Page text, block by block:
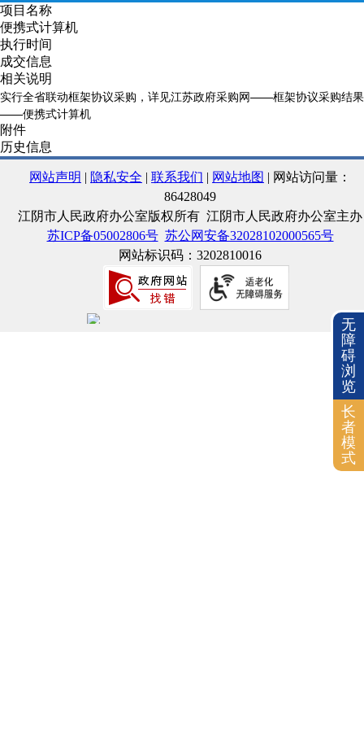
项目名称
便携式计算机
执行时间
成交信息
相关说明
实行全省联动框架协议采购，详见江苏政府采购网——框架协议采购结果
——便携式计算机
附件
历史信息
网站声明 | 隐私安全 | 联系我们 | 网站地图 | 网站访问量：
86428049
江阴市人民政府办公室版权所有 江阴市人民政府办公室主办
苏ICP备05002806号 苏公网安备32028102000565号
网站标识码：3202810016
无
障
碍
浏
览
长
者
模
式